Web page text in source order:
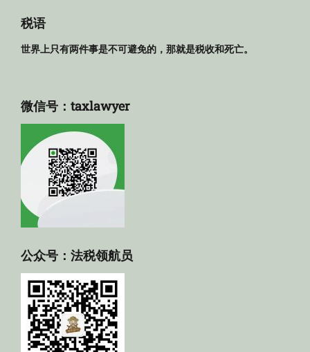
库
税语
世界上只有两件事是不可避免的，那就是税收和死亡。
微信号：taxlawyer
公众号：法税领航员